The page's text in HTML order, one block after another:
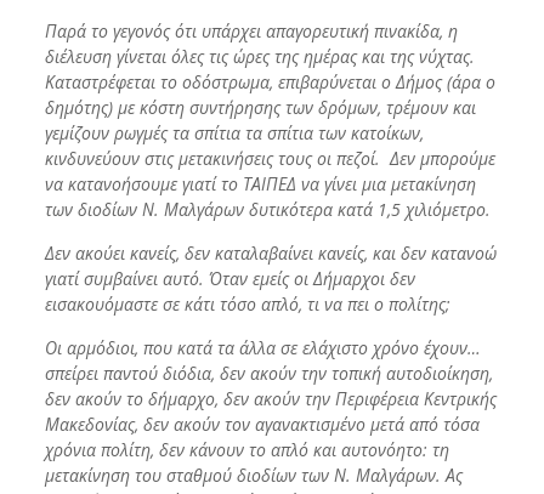
Παρά το γεγονός ότι υπάρχει απαγορευτική πινακίδα, η
διέλευση γίνεται όλες τις ώρες της ημέρας και της νύχτας.
Καταστρέφεται το οδόστρωμα, επιβαρύνεται ο Δήμος (άρα ο
δημότης) με κόστη συντήρησης των δρόμων, τρέμουν και
γεμίζουν ρωγμές τα σπίτια τα σπίτια των κατοίκων,
κινδυνεύουν στις μετακινήσεις τους οι πεζοί. Δεν μπορούμε
να κατανοήσουμε γιατί το ΤΑΙΠΕΔ να γίνει μια μετακίνηση
των διοδίων Ν. Μαλγάρων δυτικότερα κατά 1,5 χιλιόμετρο.
Δεν ακούει κανείς, δεν καταλαβαίνει κανείς, και δεν κατανοώ
γιατί συμβαίνει αυτό. Όταν εμείς οι Δήμαρχοι δεν
εισακουόμαστε σε κάτι τόσο απλό, τι να πει ο πολίτης;
Οι αρμόδιοι, που κατά τα άλλα σε ελάχιστο χρόνο έχουν…
σπείρει παντού διόδια, δεν ακούν την τοπική αυτοδιοίκηση,
δεν ακούν το δήμαρχο, δεν ακούν την Περιφέρεια Κεντρικής
Μακεδονίας, δεν ακούν τον αγανακτισμένο μετά από τόσα
χρόνια πολίτη, δεν κάνουν το απλό και αυτονόητο: τη
μετακίνηση του σταθμού διοδίων των Ν. Μαλγάρων. Ας